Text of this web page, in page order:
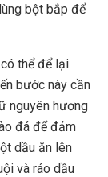
bột bắp để
thể để lại
bước này cần
nguyên hương
đá để đảm
dầu ăn lên
và ráo dầu